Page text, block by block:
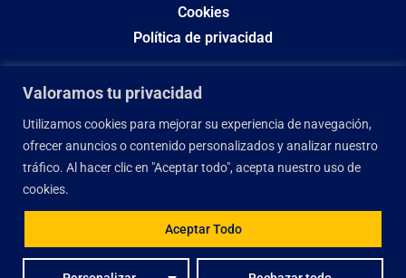
Valoramos tu privacidad
Utilizamos cookies para mejorar su experiencia de navegación,
ofrecer anuncios o contenido personalizados y analizar nuestro
tráfico. Al hacer clic en "Aceptar todo", acepta nuestro uso de
cookies.
Aceptar Todo
Cookies
Política de privacidad